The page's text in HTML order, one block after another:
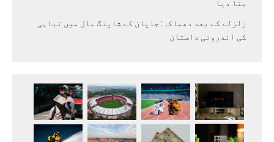
بتا دیا
زلزلے کے بعد دھماکہ: جاپان کے شاپنگ مال میں تباہی
کی اندرونی داستان